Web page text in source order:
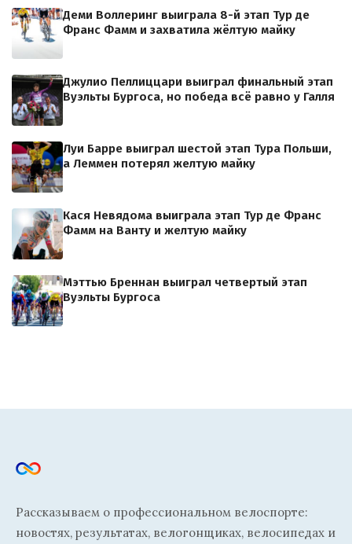
Деми Воллеринг выиграла 8-й этап Тур де
Франс Фамм и захватила жёлтую майку
Джулио Пеллиццари выиграл финальный этап
Вуэльты Бургоса, но победа всё равно у Галля
Луи Барре выиграл шестой этап Тура Польши,
а Леммен потерял желтую майку
Кася Невядома выиграла этап Тур де Франс
Фамм на Ванту и желтую майку
Мэттью Бреннан выиграл четвертый этап
Вуэльты Бургоса
Рассказываем о профессиональном велоспорте:
новостях, результатах, велогонщиках, велосипедах и